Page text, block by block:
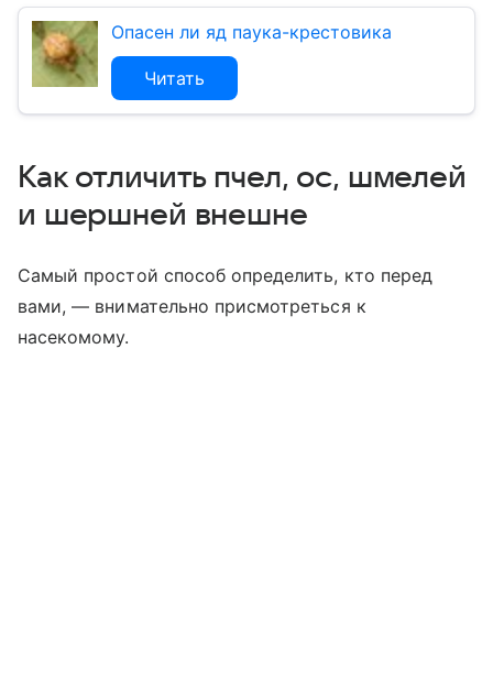
Опасен ли яд паука-крестовика
Читать
Как отличить пчел, ос, шмелей
и шершней внешне
Самый простой способ определить, кто перед
вами, — внимательно присмотреться к
насекомому.